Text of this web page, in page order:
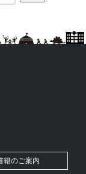
籍のご案内